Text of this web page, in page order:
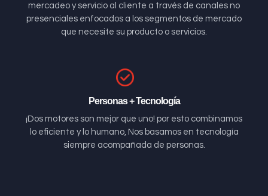
mercadeo y servicio al cliente a través de canales no
presenciales enfocados a los segmentos de mercado
que necesite su producto o servicios.
Personas + Tecnología
¡Dos motores son mejor que uno! por esto combinamos
lo eficiente y lo humano, Nos basamos en tecnología
siempre acompañada de personas.